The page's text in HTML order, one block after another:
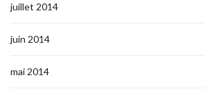
juillet 2014
juin 2014
mai 2014